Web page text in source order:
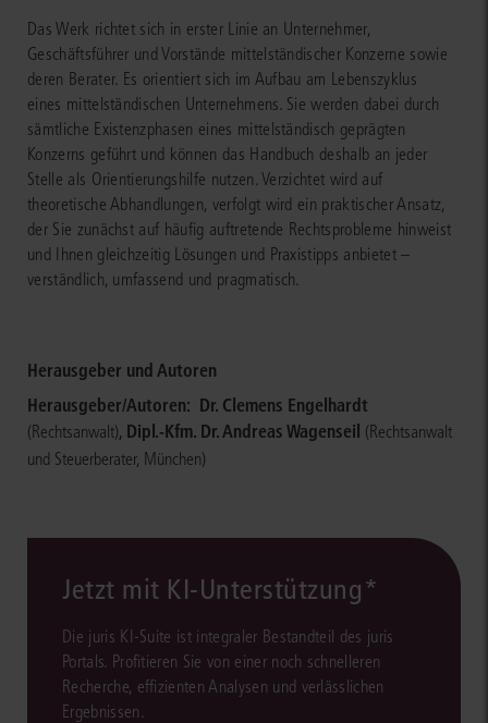
Das Werk richtet sich in erster Linie an Unternehmer,
Geschäftsführer und Vorstände mittelständischer Konzerne sowie
deren Berater. Es orientiert sich im Aufbau am Lebenszyklus
eines mittelständischen Unternehmens. Sie werden dabei durch
sämtliche Existenzphasen eines mittelständisch geprägten
Konzerns geführt und können das Handbuch deshalb an jeder
Stelle als Orientierungshilfe nutzen. Verzichtet wird auf
theoretische Abhandlungen, verfolgt wird ein praktischer Ansatz,
der Sie zunächst auf häufig auftretende Rechtsprobleme hinweist
und Ihnen gleichzeitig Lösungen und Praxistipps anbietet –
verständlich, umfassend und pragmatisch.
Herausgeber und Autoren
Herausgeber/Autoren: Dr. Clemens Engelhardt
(Rechtsanwalt), Dipl.-Kfm. Dr. Andreas Wagenseil (Rechtsanwalt
und Steuerberater, München)
Jetzt mit KI-Unterstützung*
Die juris KI-Suite ist integraler Bestandteil des juris
Portals. Profitieren Sie von einer noch schnelleren
Recherche, effizienten Analysen und verlässlichen
Ergebnissen.